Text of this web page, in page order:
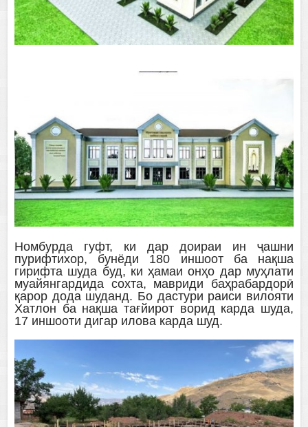
Номбурда гуфт, ки дар доираи ин ҷашни
пурифтихор, бунёди 180 иншоот ба нақша
гирифта шуда буд, ки ҳамаи онҳо дар муҳлати
муайянгардида сохта, мавриди баҳрабардорӣ
қарор дода шуданд. Бо дастури раиси вилояти
Хатлон ба нақша тағйирот ворид карда шуда,
17 иншооти дигар илова карда шуд.